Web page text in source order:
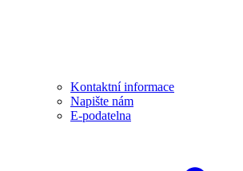
Kontaktní informace
Napište nám
E-podatelna